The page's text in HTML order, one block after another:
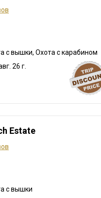
с вышки, Охота с карабином
26 г.
Estate
с вышки